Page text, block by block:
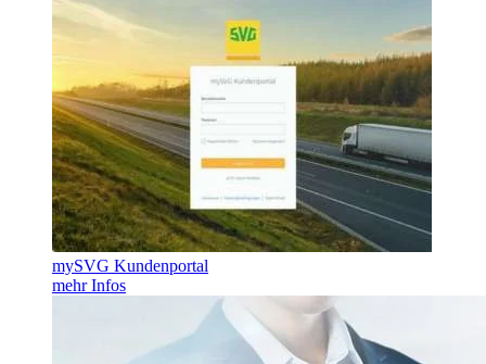
mySVG Kundenportal
mehr Infos